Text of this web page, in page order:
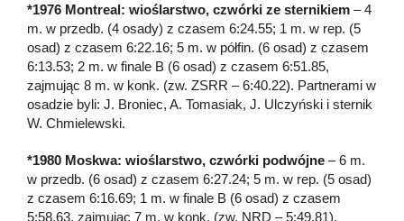
*1976 Montreal: wioślarstwo, czwórki ze sternikiem – 4
m. w przedb. (4 osady) z czasem 6:24.55; 1 m. w rep. (5
osad) z czasem 6:22.16; 5 m. w półfin. (6 osad) z czasem
6:13.53; 2 m. w finale B (6 osad) z czasem 6:51.85,
zajmując 8 m. w konk. (zw. ZSRR – 6:40.22). Partnerami w
osadzie byli: J. Broniec, A. Tomasiak, J. Ulczyński i sternik
W. Chmielewski.
*1980 Moskwa: wioślarstwo, czwórki podwójne – 6 m.
w przedb. (6 osad) z czasem 6:27.24; 5 m. w rep. (5 osad)
z czasem 6:16.69; 1 m. w finale B (6 osad) z czasem
5:58.63, zajmując 7 m. w konk. (zw. NRD – 5:49.81).